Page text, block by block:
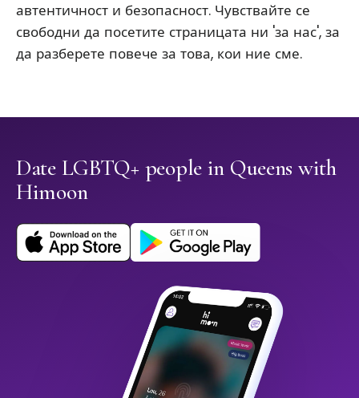
автентичност и безопасност. Чувствайте се
свободни да посетите страницата ни 'за нас', за
да разберете повече за това, кои ние сме.
Date LGBTQ+ people in Queens with
Himoon